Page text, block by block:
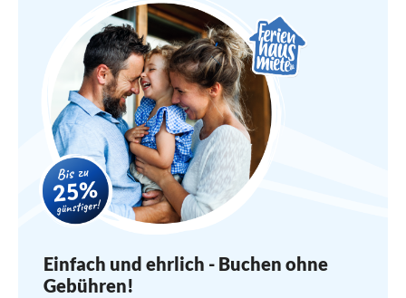
Einfach und ehrlich - Buchen ohne
Gebühren!